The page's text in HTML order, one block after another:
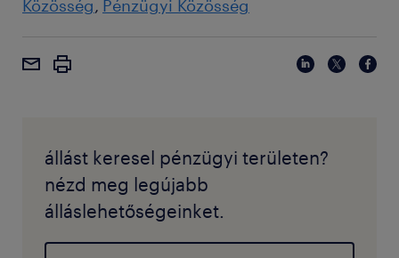
Közösség Pénzügyi Közösség
állást keresel pénzügyi területen?
nézd meg legújabb
álláslehetőségeinket.